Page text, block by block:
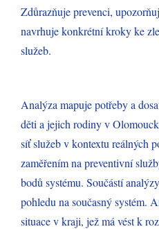
Zdůrazňuje prevenci,
navrhuje konkrétní kroky ke
služeb.
Analýza mapuje potřeby a
děti a jejich rodiny v
síť služeb v kontextu reálných
zaměřením na preventivní
bodů systému. Součástí
pohledu na současný systém.
situace v kraji, jež má vést k